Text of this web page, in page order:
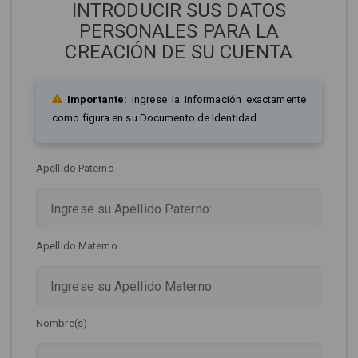
INTRODUCIR SUS DATOS
PERSONALES PARA LA
CREACIÓN DE SU CUENTA
Importante: Ingrese la información exactamente
como figura en su Documento de Identidad.
Apellido Paterno
Apellido Materno
Nombre(s)